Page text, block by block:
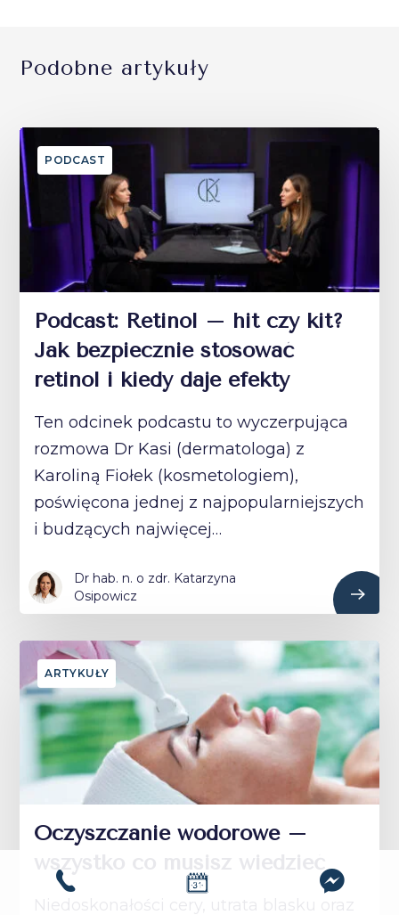
Podobne artykuły
PODCAST
Podcast: Retinol – hit czy kit?
Jak bezpiecznie stosować
retinol i kiedy daje efekty
Ten odcinek podcastu to wyczerpująca
rozmowa Dr Kasi (dermatologa) z
Karoliną Fiołek (kosmetologiem),
poświęcona jednej z najpopularniejszych
i budzących najwięcej…
Dr hab. n. o zdr. Katarzyna
Osipowicz
ARTYKUŁY
Oczyszczanie wodorowe –